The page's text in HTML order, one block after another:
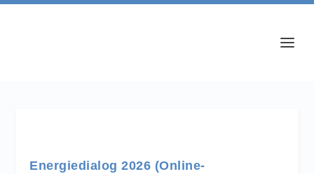
Energiedialog 2026 (Online-